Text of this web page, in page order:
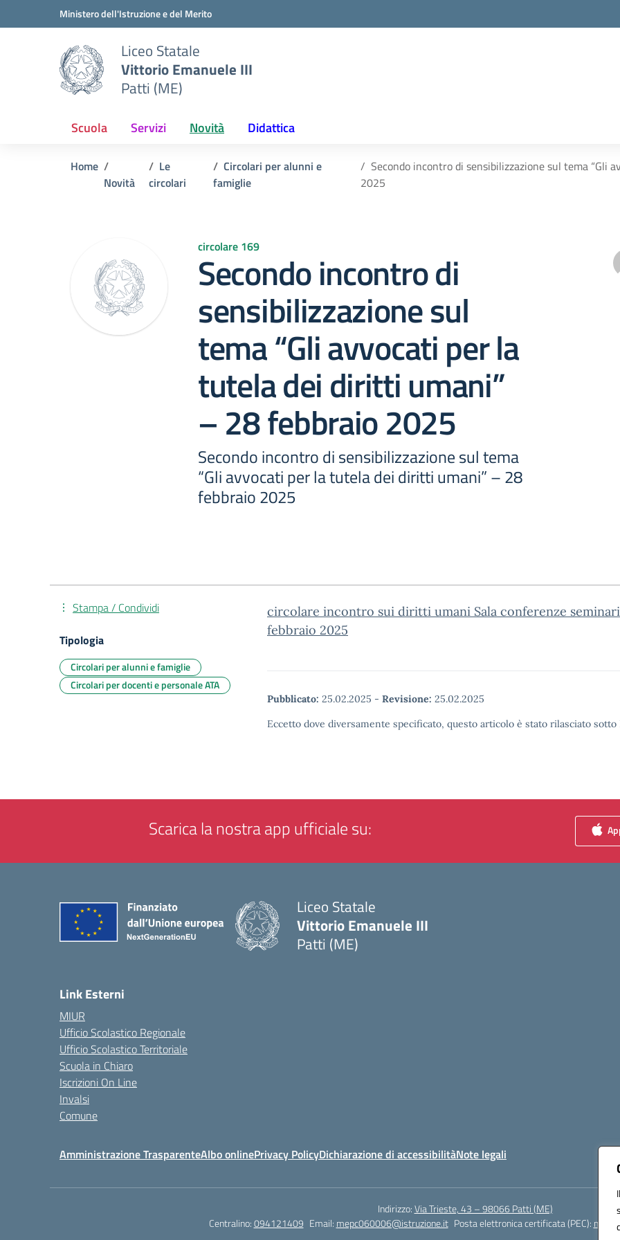
Vai ai contenuti
Vai al menu di navigazioneMinistero dell'Istruzione e del Merito
Liceo Statale
Vittorio Emanuele III
Patti (ME)
Scuola Servizi Novità Didattica
Home
Novità
Le
circolari
Circolari per alunni e
famiglie
Secondo incontro di sensibilizzazione sul tema
2025
circolare 169
Secondo incontro di
sensibilizzazione sul
tema “Gli avvocati per la
tutela dei diritti umani”
– 28 febbraio 2025
Secondo incontro di sensibilizzazione sul tema
“Gli avvocati per la tutela dei diritti umani” – 28
febbraio 2025
circolare incontro sui diritti umani Sala conferenze
febbraio 2025
Pubblicato: 25.02.2025 - Revisione: 25.02.2025
Eccetto dove diversamente specificato, questo articolo è stato rilasciato
Stampa / Condividi
Tipologia
Circolari per alunni e famiglie
Circolari per docenti e personale ATA
Scarica la nostra app ufficiale su:
Liceo Statale
Vittorio Emanuele III
Patti (ME)
Link Esterni
MIUR
Ufficio Scolastico Regionale
Ufficio Scolastico Territoriale
Scuola in Chiaro
Iscrizioni On Line
Invalsi
Comune
Amministrazione TrasparenteAlbo onlinePrivacy PolicyDichiarazione di accessibilitàNote legali
Indirizzo:Via Trieste, 43 – 98066 Patti (ME)
Centralino:094121409 Email: mepc060006@istruzione.it Posta elettronica certificata (PEC):